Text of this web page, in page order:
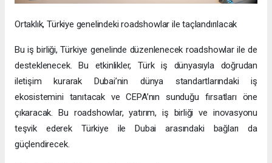
Ortaklık, Türkiye genelindeki roadshowlar ile taçlandırılacak
Bu iş birliği, Türkiye genelinde düzenlenecek roadshowlar ile de
desteklenecek. Bu etkinlikler, Türk iş dünyasıyla doğrudan
iletişim kurarak Dubai’nin dünya standartlarındaki iş
ekosistemini tanıtacak ve CEPA’nın sunduğu fırsatları öne
çıkaracak. Bu roadshowlar, yatırım, iş birliği ve inovasyonu
teşvik ederek Türkiye ile Dubai arasındaki bağları da
güçlendirecek.